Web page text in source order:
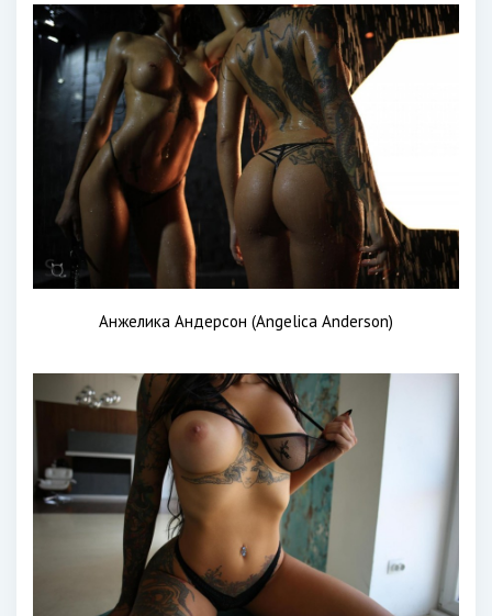
Анжелика Андерсон (Angelica Anderson)